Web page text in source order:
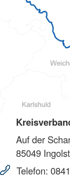
Auf der
85049
Telefon: